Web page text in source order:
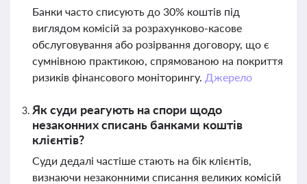
Банки часто списують до 30% коштів під
виглядом комісій за розрахунково-касове
обслуговування або розірвання договору, що є
сумнівною практикою, спрямованою на покриття
ризиків фінансового моніторингу. Джерело
Як суди реагують на спори щодо
незаконних списань банками коштів
клієнтів?
Суди дедалі частіше стають на бік клієнтів,
визнаючи незаконними списання великих комісій